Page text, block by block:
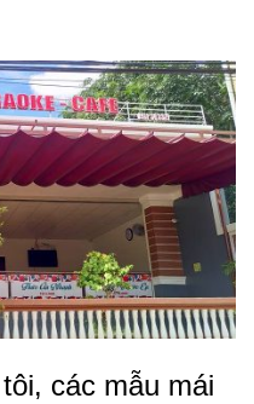
các mẫu mái